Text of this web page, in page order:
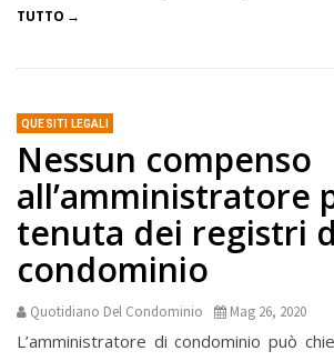
TUTTO
QUESITI LEGALI
Nessun compenso
all’amministratore
tenuta dei registri
condominio
Quotidiano Del Condominio Mag 26, 2020
L’amministratore di condominio può